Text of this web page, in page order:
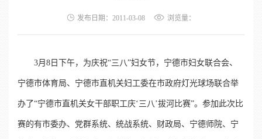
发布日期：2011-03-08 浏览量：
3月8日下午，为庆祝“三八”妇女节，宁德市妇女联合会、
宁德市体育局、宁德市直机关妇工委在市政府灯光球场联合举
办了“宁德市直机关女干部职工庆‘三八’拔河比赛”。参加此次比
赛的有市委办、党群系统、统战系统、财政局、宁德师院、宁